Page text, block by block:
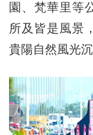
園、梵華里等
所及皆是風景
貴陽自然風光